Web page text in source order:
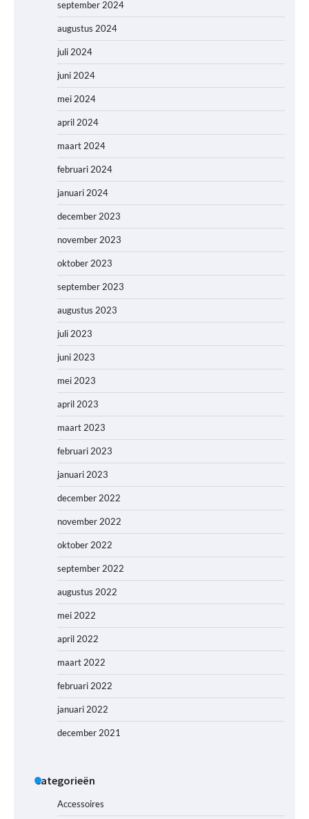
september 2024
augustus 2024
juli 2024
juni 2024
mei 2024
april 2024
maart 2024
februari 2024
januari 2024
december 2023
november 2023
oktober 2023
september 2023
augustus 2023
juli 2023
juni 2023
mei 2023
april 2023
maart 2023
februari 2023
januari 2023
december 2022
november 2022
oktober 2022
september 2022
augustus 2022
mei 2022
april 2022
maart 2022
februari 2022
januari 2022
december 2021
Categorieën
Accessoires